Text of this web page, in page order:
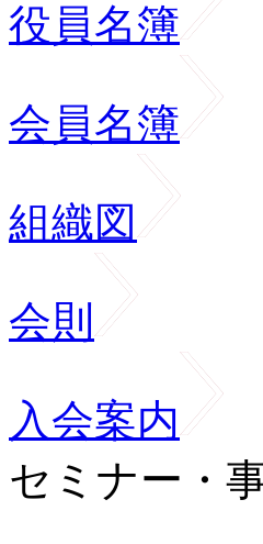
役員名簿
会員名簿
組織図
会則
入会案内
セミナー・